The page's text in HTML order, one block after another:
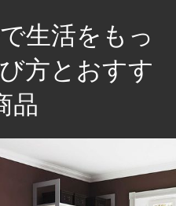
生活をもっ
方とおすす
品